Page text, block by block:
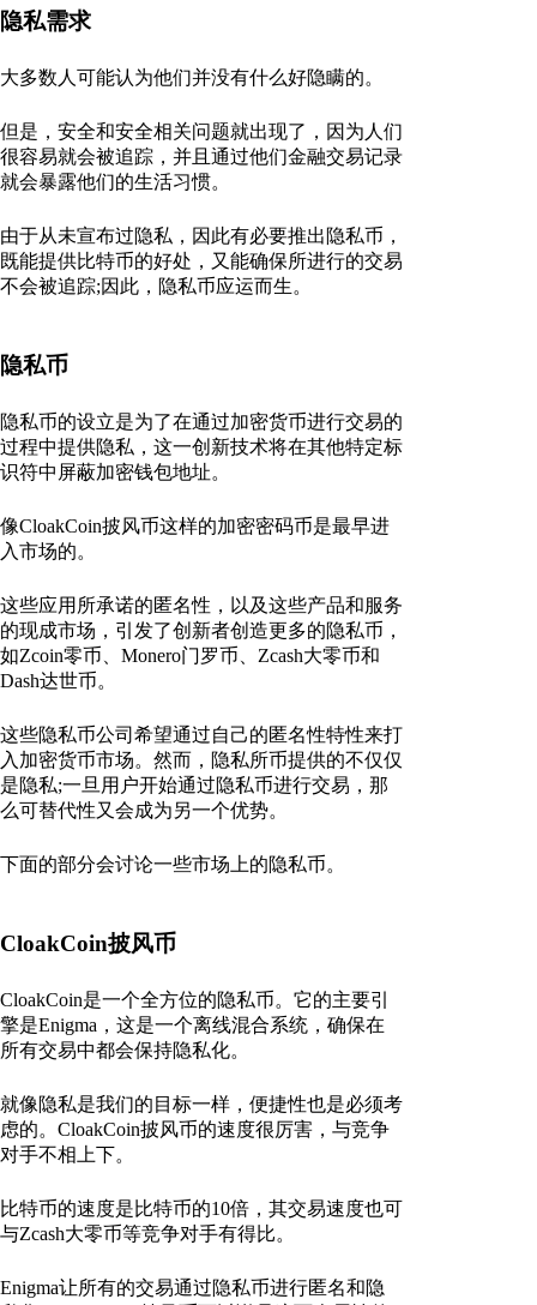
隐私需求
大多数人可能认为他们并没有什么好隐瞒的。
但是，安全和安全相关问题就出现了，因为人们
很容易就会被追踪，并且通过他们金融交易记录
就会暴露他们的生活习惯。
由于从未宣布过隐私，因此有必要推出隐私币，
既能提供比特币的好处，又能确保所进行的交易
不会被追踪;因此，隐私币应运而生。
隐私币
隐私币的设立是为了在通过加密货币进行交易的
过程中提供隐私，这一创新技术将在其他特定标
识符中屏蔽加密钱包地址。
像CloakCoin披风币这样的加密密码币是最早进
入市场的。
这些应用所承诺的匿名性，以及这些产品和服务
的现成市场，引发了创新者创造更多的隐私币，
如Zcoin零币、Monero门罗币、Zcash大零币和
Dash达世币。
这些隐私币公司希望通过自己的匿名性特性来打
入加密货币市场。然而，隐私所币提供的不仅仅
是隐私;一旦用户开始通过隐私币进行交易，那
么可替代性又会成为另一个优势。
下面的部分会讨论一些市场上的隐私币。
CloakCoin披风币
CloakCoin是一个全方位的隐私币。它的主要引
擎是Enigma，这是一个离线混合系统，确保在
所有交易中都会保持隐私化。
就像隐私是我们的目标一样，便捷性也是必须考
虑的。CloakCoin披风币的速度很厉害，与竞争
对手不相上下。
比特币的速度是比特币的10倍，其交易速度也可
与Zcash大零币等竞争对手有得比。
Enigma让所有的交易通过隐私币进行匿名和隐